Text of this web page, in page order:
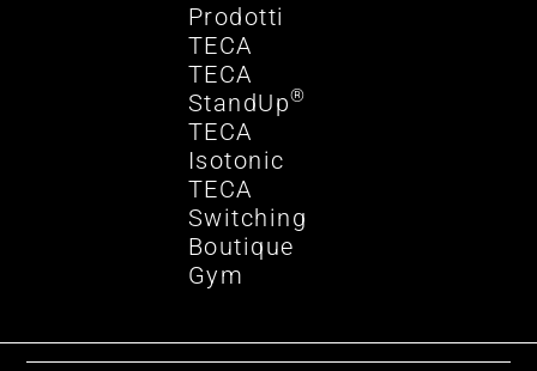
Prodotti
TECA
TECA
StandUp®
TECA
Isotonic
TECA
Switching
Boutique
Gym